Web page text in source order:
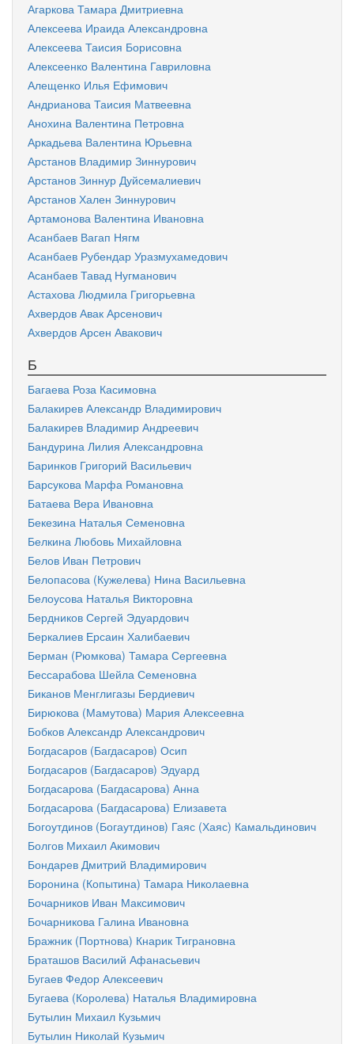
Агаркова Тамара Дмитриевна
Алексеева Ираида Александровна
Алексеева Таисия Борисовна
Алексеенко Валентина Гавриловна
Алещенко Илья Ефимович
Андрианова Таисия Матвеевна
Анохина Валентина Петровна
Аркадьева Валентина Юрьевна
Арстанов Владимир Зиннурович
Арстанов Зиннур Дуйсемалиевич
Арстанов Хален Зиннурович
Артамонова Валентина Ивановна
Асанбаев Вагап Нягм
Асанбаев Рубендар Уразмухамедович
Асанбаев Тавад Нугманович
Астахова Людмила Григорьевна
Ахвердов Авак Арсенович
Ахвердов Арсен Авакович
Б
Багаева Роза Касимовна
Балакирев Александр Владимирович
Балакирев Владимир Андреевич
Бандурина Лилия Александровна
Баринков Григорий Васильевич
Барсукова Марфа Романовна
Батаева Вера Ивановна
Бекезина Наталья Семеновна
Белкина Любовь Михайловна
Белов Иван Петрович
Белопасова (Кужелева) Нина Васильевна
Белоусова Наталья Викторовна
Бердников Сергей Эдуардович
Беркалиев Ерсаин Халибаевич
Берман (Рюмкова) Тамара Сергеевна
Бессарабова Шейла Семеновна
Биканов Менглигазы Бердиевич
Бирюкова (Мамутова) Мария Алексеевна
Бобков Александр Александрович
Богдасаров (Багдасаров) Осип
Богдасаров (Багдасаров) Эдуард
Богдасарова (Багдасарова) Анна
Богдасарова (Багдасарова) Елизавета
Богоутдинов (Богаутдинов) Гаяс (Хаяс) Камальдинович
Болгов Михаил Акимович
Бондарев Дмитрий Владимирович
Боронина (Копытина) Тамара Николаевна
Бочарников Иван Максимович
Бочарникова Галина Ивановна
Бражник (Портнова) Кнарик Тиграновна
Браташов Василий Афанасьевич
Бугаев Федор Алексеевич
Бугаева (Королева) Наталья Владимировна
Бутылин Михаил Кузьмич
Бутылин Николай Кузьмич